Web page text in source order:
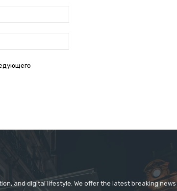
почта:*
Сайт:
and digital lifestyle. We offer the latest breaking news